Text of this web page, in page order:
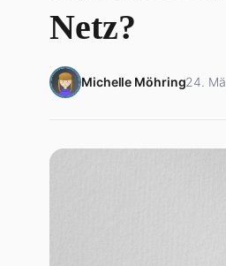
Netz?
Michelle Möhring24.